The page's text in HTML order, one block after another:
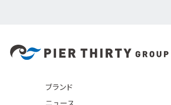
ブランド